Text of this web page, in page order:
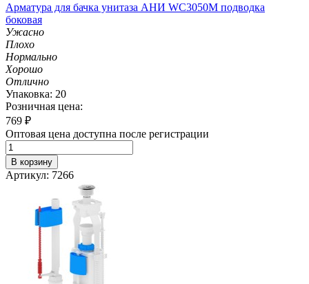
Арматура для бачка унитаза АНИ WC3050M подводка
боковая
Ужасно
Плохо
Нормально
Хорошо
Отлично
Упаковка: 20
Розничная цена:
769 ₽
Оптовая цена доступна после регистрации
В корзину
Артикул: 7266